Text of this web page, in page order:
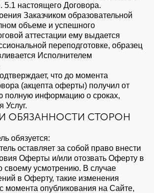
5.1 настоящего Договора.
Заказчиком образовательной
объеме и успешного
аттестации ему выдается
переподготовке, образец
Исполнителем
что до момента
(акцепта оферты) получил от
полную информацию о сроках,
Услуг.
И ОБЯЗАННОСТИ СТОРОН
обязуется:
оставляет за собой право внести
Оферты и/или отозвать Оферту в
своему усмотрению. В случае
в Оферту, такие изменения
момента опубликования на Сайте,